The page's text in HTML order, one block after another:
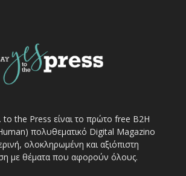
to the Press είναι το πρώτο free Β2Η
πολυθεματικό Digital Magazino
ολοκληρωμένη και αξιόπιστη
με θέματα που αφορούν όλους.